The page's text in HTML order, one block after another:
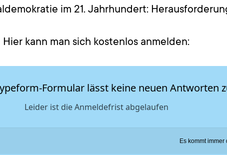
im 21. Jahrhundert:
Hier kann man sich kostenlos anmelden: